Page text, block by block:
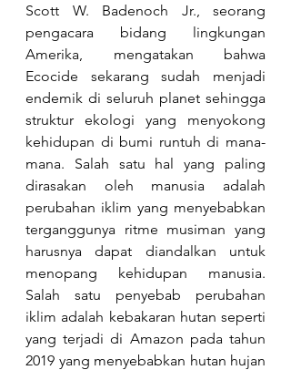
Scott W. Badenoch Jr., seorang
pengacara bidang lingkungan
Amerika, mengatakan bahwa
Ecocide sekarang sudah menjadi
endemik di seluruh planet sehingga
struktur ekologi yang menyokong
kehidupan di bumi runtuh di mana-
mana. Salah satu hal yang paling
dirasakan oleh manusia adalah
perubahan iklim yang menyebabkan
terganggunya ritme musiman yang
harusnya dapat diandalkan untuk
menopang kehidupan manusia.
Salah satu penyebab perubahan
iklim adalah kebakaran hutan seperti
yang terjadi di Amazon pada tahun
2019 yang menyebabkan hutan hujan